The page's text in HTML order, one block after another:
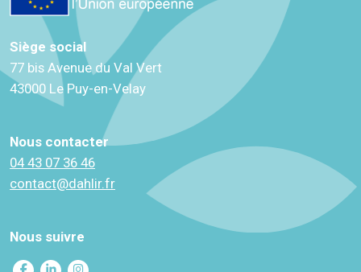
Siège social
77 bis Avenue du Val Vert
43000 Le Puy-en-Velay
Nous contacter
04 43 07 36 46
contact@dahlir.fr
Nous suivre